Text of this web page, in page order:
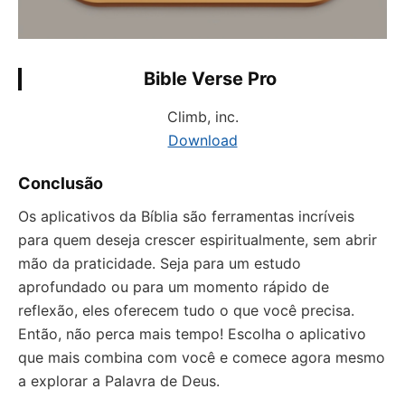
Bible Verse Pro
Climb, inc.
Download
Conclusão
Os aplicativos da Bíblia são ferramentas incríveis
para quem deseja crescer espiritualmente, sem abrir
mão da praticidade. Seja para um estudo
aprofundado ou para um momento rápido de
reflexão, eles oferecem tudo o que você precisa.
Então, não perca mais tempo! Escolha o aplicativo
que mais combina com você e comece agora mesmo
a explorar a Palavra de Deus.